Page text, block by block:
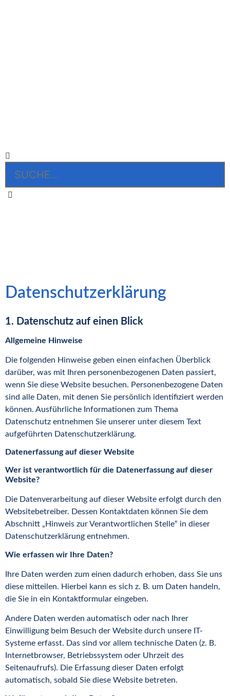
Datenschutzerklärung
1. Datenschutz auf einen Blick
Allgemeine Hinweise
Die folgenden Hinweise geben einen einfachen Überblick
darüber, was mit Ihren personenbezogenen Daten passiert,
wenn Sie diese Website besuchen. Personenbezogene Daten
sind alle Daten, mit denen Sie persönlich identifiziert werden
können. Ausführliche Informationen zum Thema
Datenschutz entnehmen Sie unserer unter diesem Text
aufgeführten Datenschutzerklärung.
Datenerfassung auf dieser Website
Wer ist verantwortlich für die Datenerfassung auf dieser
Website?
Die Datenverarbeitung auf dieser Website erfolgt durch den
Websitebetreiber. Dessen Kontaktdaten können Sie dem
Abschnitt „Hinweis zur Verantwortlichen Stelle“ in dieser
Datenschutzerklärung entnehmen.
Wie erfassen wir Ihre Daten?
Ihre Daten werden zum einen dadurch erhoben, dass Sie uns
diese mitteilen. Hierbei kann es sich z. B. um Daten handeln,
die Sie in ein Kontaktformular eingeben.
Andere Daten werden automatisch oder nach Ihrer
Einwilligung beim Besuch der Website durch unsere IT-
Systeme erfasst. Das sind vor allem technische Daten (z. B.
Internetbrowser, Betriebssystem oder Uhrzeit des
Seitenaufrufs). Die Erfassung dieser Daten erfolgt
automatisch, sobald Sie diese Website betreten.